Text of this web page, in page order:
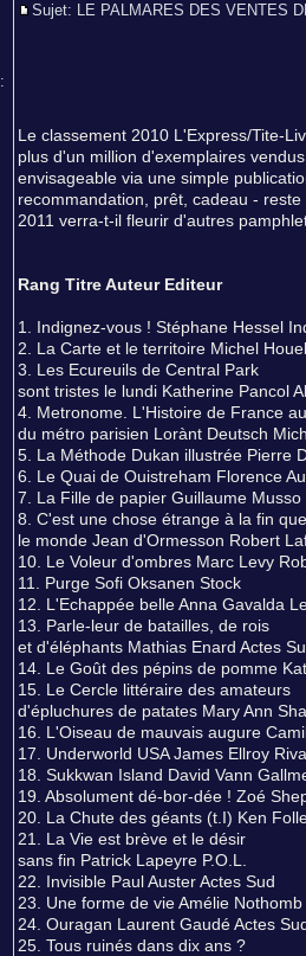
:
Sujet: LE PALMARES DES VENTES
Le classement 2010 L'Express/Tite-
plus d'un million d'exemplaires
envisageable via une simple
recommandation, prêt, cadeau -
2011 verra-t-il fleurir d'autres
Rang Titre Auteur Editeur
1. Indignez-vous ! Stéphane Hessel
2. La Carte et le territoire Michel
3. Les Ecureuils de Central Park
sont tristes le lundi Katherine Pancol
4. Metronome. L'Histoire de France
du métro parisien Lorànt Deutsch
5. La Méthode Dukan illustrée Pierre
6. Le Quai de Ouistreham Florence
7. La Fille de papier Guillaume Musso
8. C'est une chose étrange à la fin que
le monde Jean d'Ormesson Robert
10. Le Voleur d'ombres Marc Levy
11. Purge Sofi Oksanen Stock
12. L'Echappée belle Anna Gavalda
13. Parle-leur de batailles, de rois
et d'éléphants Mathias Enard Actes
14. Le Goût des pépins de pomme
15. Le Cercle littéraire des amateurs
d'épluchures de patates Mary Ann
16. L'Oiseau de mauvais augure
17. Underworld USA James Ellroy
18. Sukkwan Island David Vann
19. Absolument dé-bor-dée ! Zoé
20. La Chute des géants (t.I) Ken
21. La Vie est brève et le désir
sans fin Patrick Lapeyre P.O.L.
22. Invisible Paul Auster Actes Sud
23. Une forme de vie Amélie
24. Ouragan Laurent Gaudé Actes
25. Tous ruinés dans dix ans ?